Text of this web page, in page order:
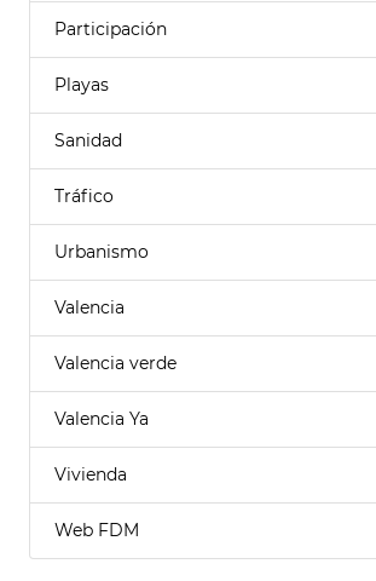
Participación
Playas
Sanidad
Tráfico
Urbanismo
Valencia
Valencia verde
Valencia Ya
Vivienda
Web FDM